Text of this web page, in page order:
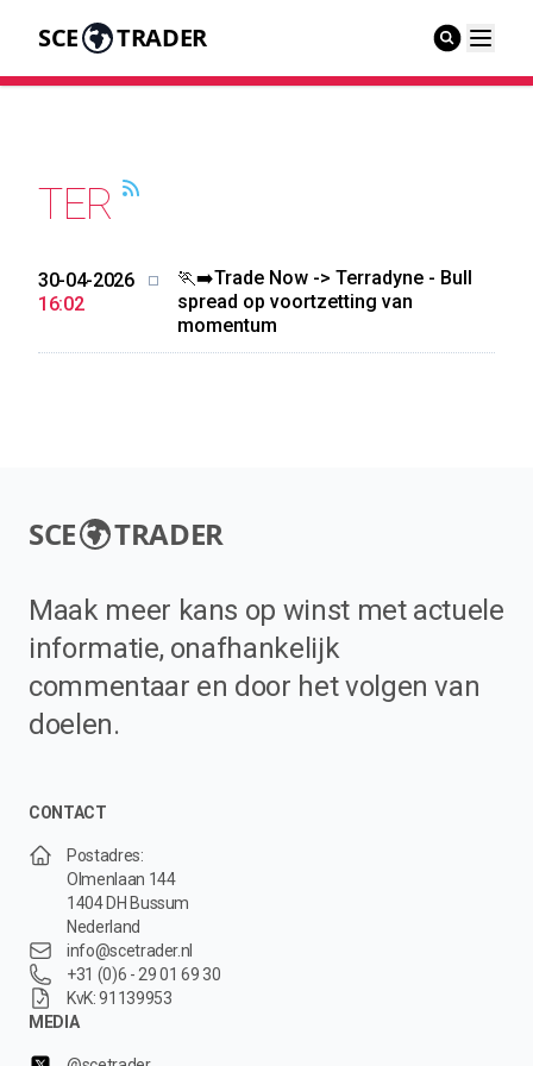
SCE TRADER
TER
30-04-2026
16:02
🏃‍➡️Trade Now -> Terradyne - Bull
spread op voortzetting van
momentum
SCE TRADER
Maak meer kans op winst met actuele
informatie, onafhankelijk
commentaar en door het volgen van
doelen.
CONTACT
Postadres:
Olmenlaan 144
1404 DH Bussum
Nederland
info@scetrader.nl
+31 (0)6 - 29 01 69 30
KvK: 91139953
MEDIA